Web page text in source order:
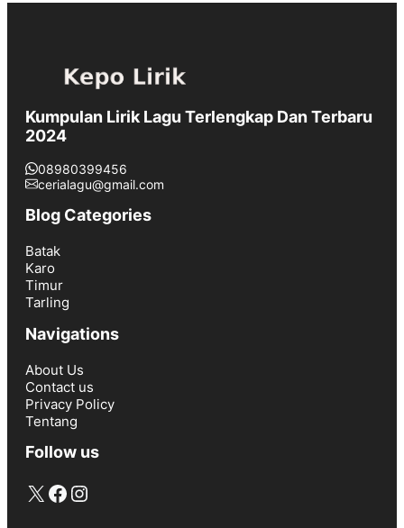
Kumpulan Lirik Lagu Terlengkap Dan Terbaru
2024
08980399456
cerialagu@gmail.com
Blog Categories
Batak
Karo
Timur
Tarling
Navigations
About Us
Contact us
Privacy Policy
Tentang
Follow us
X Facebook
Instagram